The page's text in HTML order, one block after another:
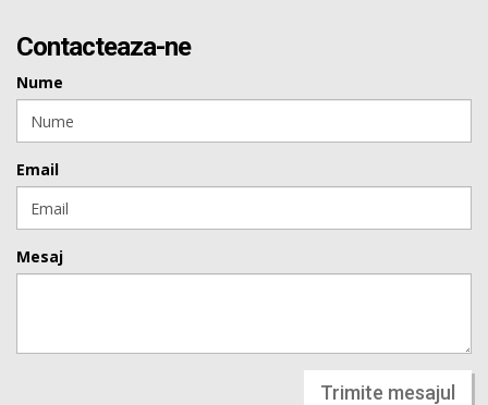
Contacteaza-ne
Nume
Email
Mesaj
Trimite mesajul